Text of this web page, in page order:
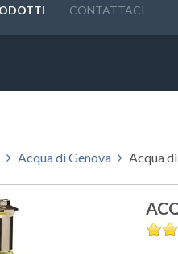
CONTATTACI
Acqua di Genova Acqua